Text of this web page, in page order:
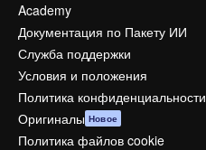
Academy
Документация по Пакету ИИ
Служба поддержки
Условия и положения
Политика конфиденциальности
Оригиналы Новое
Политика файлов cookie